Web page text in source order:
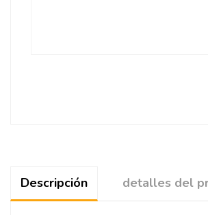
Descripción detalles del